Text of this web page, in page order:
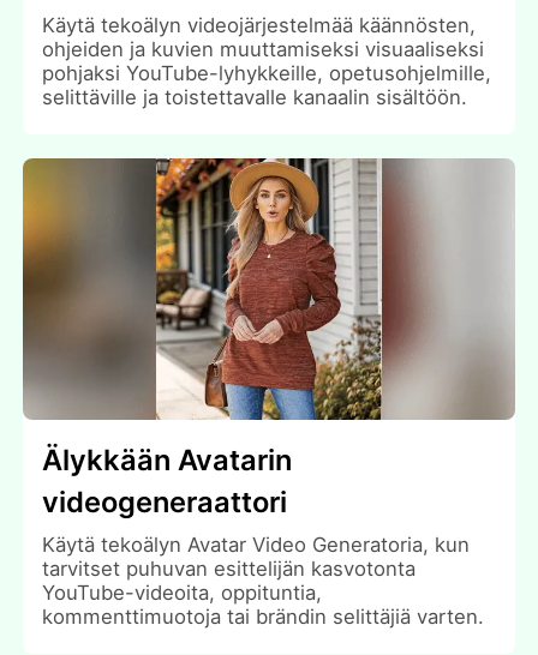
Käytä tekoälyn videojärjestelmää käännösten,
ohjeiden ja kuvien muuttamiseksi visuaaliseksi
pohjaksi YouTube-lyhykkeille, opetusohjelmille,
selittäville ja toistettavalle kanaalin sisältöön.
Älykkään Avatarin
videogeneraattori
Käytä tekoälyn Avatar Video Generatoria, kun
tarvitset puhuvan esittelijän kasvotonta
YouTube-videoita, oppituntia,
kommenttimuotoja tai brändin selittäjiä varten.